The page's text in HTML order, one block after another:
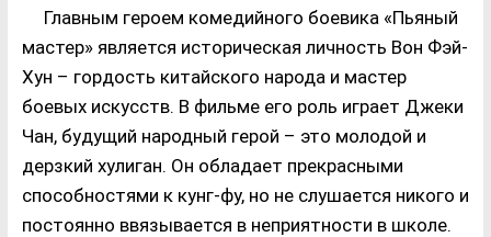
Главным героем комедийного боевика «Пьяный
мастер» является историческая личность Вон Фэй-
Хун – гордость китайского народа и мастер
боевых искусств. В фильме его роль играет Джеки
Чан, будущий народный герой – это молодой и
дерзкий хулиган. Он обладает прекрасными
способностями к кунг-фу, но не слушается никого и
постоянно ввязывается в неприятности в школе.